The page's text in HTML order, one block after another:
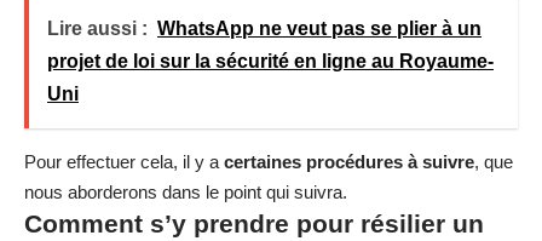
Lire aussi : WhatsApp ne veut pas se plier à un
projet de loi sur la sécurité en ligne au Royaume-
Uni
Pour effectuer cela, il y a certaines procédures à suivre, que
nous aborderons dans le point qui suivra.
Comment s’y prendre pour résilier un